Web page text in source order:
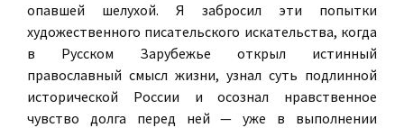
опавшей шелухой. Я забросил эти попытки
художественного писательского искательства, когда
в Русском Зарубежье открыл истинный
православный смысл жизни, узнал суть подлинной
исторической России и осознал нравственное
чувство долга перед ней — уже в выполнении